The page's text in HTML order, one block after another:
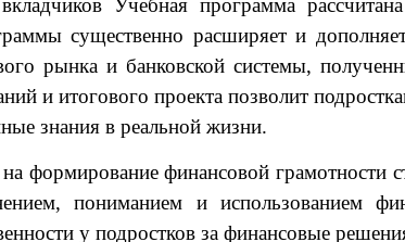
Учебная программа
существенно расширяет и
рынка и банковской системы,
и итогового проекта позволит
знания в реальной жизни.
формирование финансовой грамотности
пониманием и использованием
у подростков за финансовые